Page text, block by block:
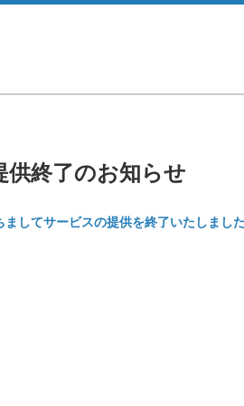
供終了のお知らせ
してサービスの提供を終了いたしまし